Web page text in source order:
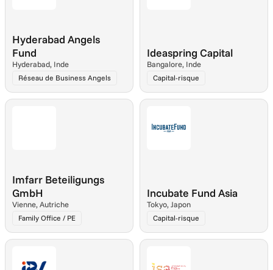
Hyderabad Angels
Fund
Hyderabad, Inde
Réseau de Business Angels
Ideaspring Capital
Bangalore, Inde
Capital-risque
Imfarr Beteiligungs
GmbH
Vienne, Autriche
Family Office / PE
Incubate Fund Asia
Tokyo, Japon
Capital-risque